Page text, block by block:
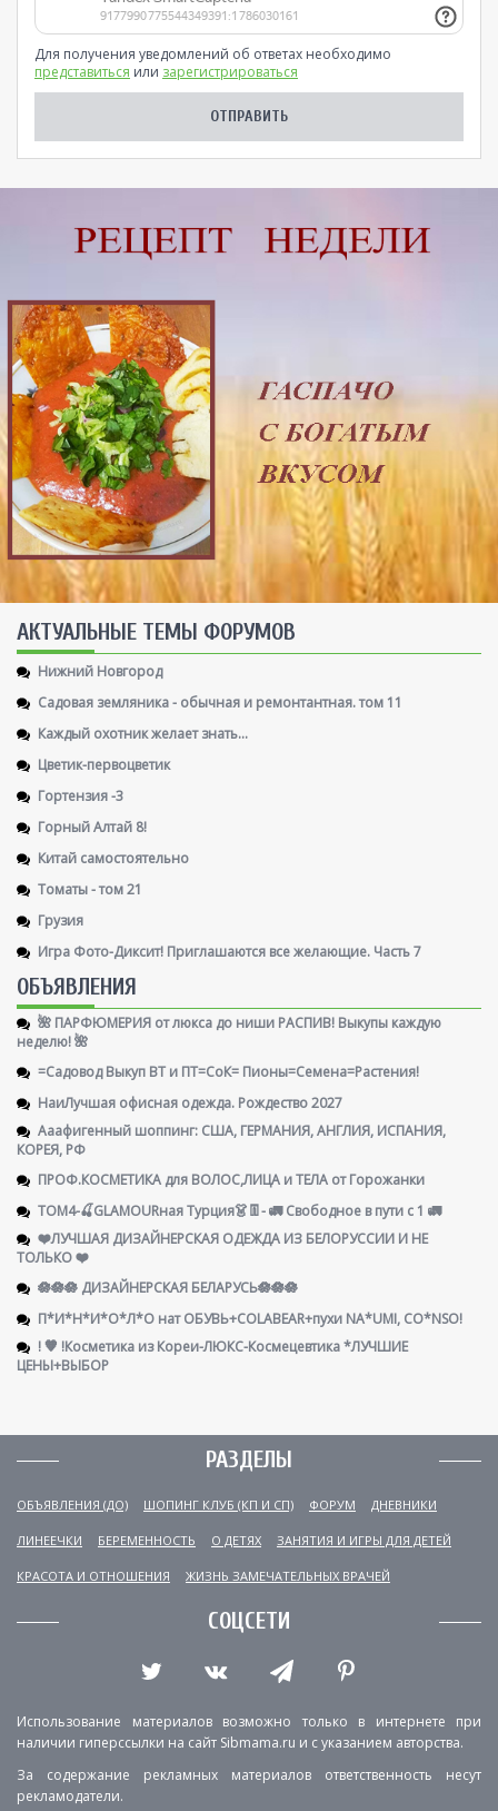
Для получения уведомлений об ответах необходимо
представиться или зарегистрироваться
AКТУАЛЬНЫЕ ТЕМЫ ФОРУМОВ
Нижний Новгород
Садовая земляника - обычная и ремонтантная. том 11
Каждый охотник желает знать...
Цветик-первоцветик
Гортензия -3
Горный Алтай 8!
Китай самостоятельно
Томаты - том 21
Грузия
Игра Фото-Диксит! Приглашаются все желающие. Часть 7
ОБЪЯВЛЕНИЯ
🌺 ПАРФЮМЕРИЯ от люкса до ниши РАСПИВ! Выкупы каждую
неделю! 🌺
=Садовод Выкуп ВТ и ПТ=СоК= Пионы=Семена=Растения!
НаиЛучшая офисная одежда. Рождество 2027
Ааафигенный шоппинг: США, ГЕРМАНИЯ, АНГЛИЯ, ИСПАНИЯ,
КОРЕЯ, РФ
ПРОФ.КОСМЕТИКА для ВОЛОС,ЛИЦА и ТЕЛА от Горожанки
ТОМ4-🍒GLAMOURная Турция👗👖- 🚛 Свободное в пути с 1 🚛
❤️ЛУЧШАЯ ДИЗАЙНЕРСКАЯ ОДЕЖДА ИЗ БЕЛОРУССИИ И НЕ
ТОЛЬКО ❤️
🪷🪷🪷 ДИЗАЙНЕРСКАЯ БЕЛАРУСЬ🪷🪷🪷
П*И*Н*И*О*Л*О нат ОБУВЬ+COLABEAR+пухи NA*UMI, CO*NSO!
! 🧡 !Косметика из Кореи-ЛЮКС-Космецевтика *ЛУЧШИЕ
ЦЕНЫ+ВЫБОР
РАЗДЕЛЫ
ОБЪЯВЛЕНИЯ (ДО) ШОПИНГ КЛУБ (КП И СП) ФОРУМ ДНЕВНИКИ
ЛИНЕЕЧКИ БЕРЕМЕННОСТЬ О ДЕТЯХ ЗАНЯТИЯ И ИГРЫ ДЛЯ ДЕТЕЙ
КРАСОТА И ОТНОШЕНИЯ ЖИЗНЬ ЗАМЕЧАТЕЛЬНЫХ ВРАЧЕЙ
СОЦСЕТИ
Использование материалов возможно только в интернете при
наличии гиперссылки на сайт Sibmama.ru и с указанием авторства.
За содержание рекламных материалов ответственность несут
рекламодатели.